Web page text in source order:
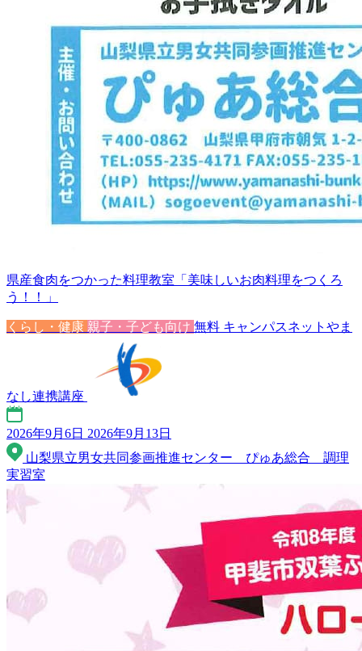
県産食肉をつかった料理教室「美味しいお肉料理をつくろ
う！！」
くらし・健康 親子・子ども向け 無料 キャンパスネットやま
なし連携講座
2026年9月6日 2026年9月13日
山梨県立男女共同参画推進センター ぴゅあ総合 調理
実習室